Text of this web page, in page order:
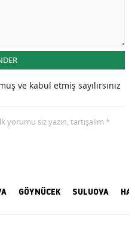
ve kabul etmiş sayılırsınız
siz yazın, tartışalım *
GÖYNÜCEK SULUOVA